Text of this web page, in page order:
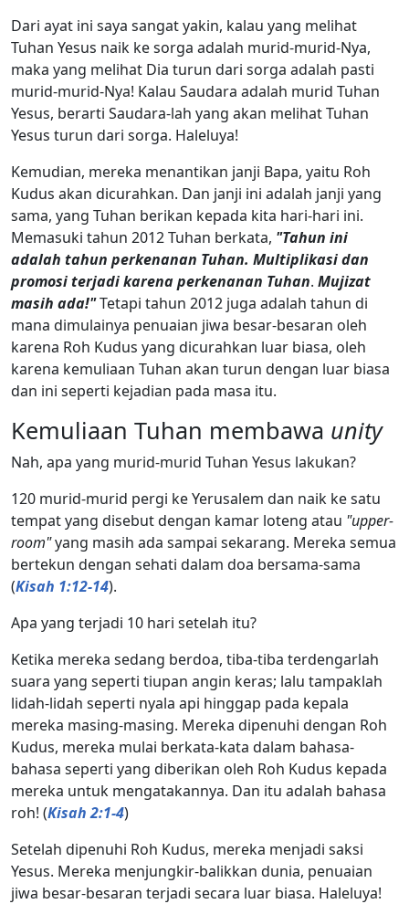
Dari ayat ini saya sangat yakin, kalau yang melihat
Tuhan Yesus naik ke sorga adalah murid-murid-Nya,
maka yang melihat Dia turun dari sorga adalah pasti
murid-murid-Nya! Kalau Saudara adalah murid Tuhan
Yesus, berarti Saudara-lah yang akan melihat Tuhan
Yesus turun dari sorga. Haleluya!
Kemudian, mereka menantikan janji Bapa, yaitu Roh
Kudus akan dicurahkan. Dan janji ini adalah janji yang
sama, yang Tuhan berikan kepada kita hari-hari ini.
Memasuki tahun 2012 Tuhan berkata, "Tahun ini
adalah tahun perkenanan Tuhan. Multiplikasi dan
promosi terjadi karena perkenanan Tuhan. Mujizat
masih ada!"Tetapi tahun 2012 juga adalah tahun di
mana dimulainya penuaian jiwa besar-besaran oleh
karena Roh Kudus yang dicurahkan luar biasa, oleh
karena kemuliaan Tuhan akan turun dengan luar biasa
dan ini seperti kejadian pada masa itu.
Kemuliaan Tuhan membawa unity
Nah, apa yang murid-murid Tuhan Yesus lakukan?
120 murid-murid pergi ke Yerusalem dan naik ke satu
tempat yang disebut dengan kamar loteng atau "upper-
room"yang masih ada sampai sekarang. Mereka semua
bertekun dengan sehati dalam doa bersama-sama
(Kisah 1:12-14).
Apa yang terjadi 10 hari setelah itu?
Ketika mereka sedang berdoa, tiba-tiba terdengarlah
suara yang seperti tiupan angin keras; lalu tampaklah
lidah-lidah seperti nyala api hinggap pada kepala
mereka masing-masing. Mereka dipenuhi dengan Roh
Kudus, mereka mulai berkata-kata dalam bahasa-
bahasa seperti yang diberikan oleh Roh Kudus kepada
mereka untuk mengatakannya. Dan itu adalah bahasa
roh! (Kisah 2:1-4)
Setelah dipenuhi Roh Kudus, mereka menjadi saksi
Yesus. Mereka menjungkir-balikkan dunia, penuaian
jiwa besar-besaran terjadi secara luar biasa. Haleluya!